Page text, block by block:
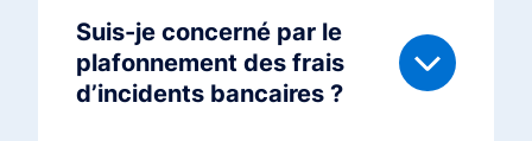
Suis-je concerné par le
plafonnement des frais
d’incidents bancaires ?